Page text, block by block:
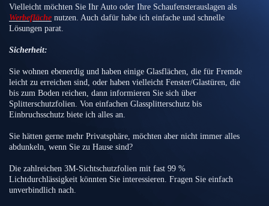
Vielleicht möchten Sie Ihr Auto oder Ihre Schaufensterauslagen als
Werbefläche nutzen. Auch dafür habe ich einfache und schnelle
Lösungen parat.
Sicherheit:
Sie wohnen ebenerdig und haben einige Glasflächen, die für Fremde
leicht zu erreichen sind, oder haben vielleicht Fenster/Glastüren, die
bis zum Boden reichen, dann informieren Sie sich über
Splitterschutzfolien. Von einfachen Glassplitterschutz bis
Einbruchsschutz biete ich alles an.
Sie hätten gerne mehr Privatsphäre, möchten aber nicht immer alles
abdunkeln, wenn Sie zu Hause sind?
Die zahlreichen 3M-Sichtschutzfolien mit fast 99 %
Lichtdurchlässigkeit könnten Sie interessieren. Fragen Sie einfach
unverbindlich nach.